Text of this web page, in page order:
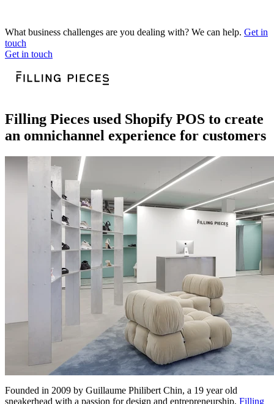
What business challenges are you dealing with? We can help. Get in
touch
Get in touch
Filling Pieces used Shopify POS to create
an omnichannel experience for customers
Founded in 2009 by Guillaume Philibert Chin, a 19 year old
sneakerhead with a passion for design and entrepreneurship, Filling